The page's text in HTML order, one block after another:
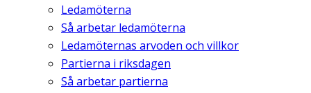
Ledamöterna
Så arbetar ledamöterna
Ledamöternas arvoden och villkor
Partierna i riksdagen
Så arbetar partierna